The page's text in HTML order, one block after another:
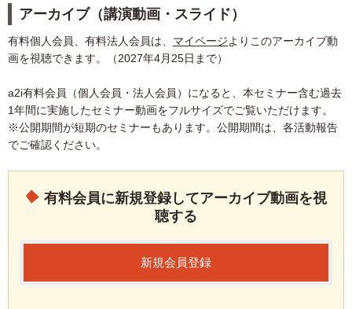
アーカイブ（講演動画・スライド）
有料個人会員、有料法人会員は、 マイページよりこのアーカイブ動
画を視聴できます。（2027年4月25日まで）
a2i有料会員（個人会員・法人会員）になると、本セミナー含む過去
1年間に実施したセミナー動画をフルサイズでご覧いただけます。
※公開期間が短期のセミナーもあります。公開期間は、各活動報告
でご確認ください。
有料会員に新規登録してアーカイブ動画を視
聴する
新規会員登録